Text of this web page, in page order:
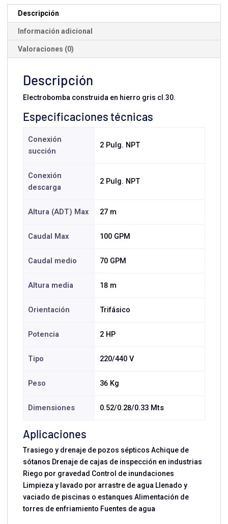
Descripción
Información adicional
Valoraciones (0)
Descripción
Electrobomba construida en hierro gris cl.30.
Especificaciones técnicas
Conexión
succión
2 Pulg. NPT
Conexión
descarga
2 Pulg. NPT
Altura (ADT) Max 27 m
Caudal Max 100 GPM
Caudal medio 70 GPM
Altura media 18 m
Orientación Trifásico
Potencia 2 HP
Tipo 220/440 V
Peso 36 Kg
Dimensiones 0.52/0.28/0.33 Mts
Aplicaciones
Trasiego y drenaje de pozos sépticos Achique de
sótanos Drenaje de cajas de inspección en industrias
Riego por gravedad Control de inundaciones
Limpieza y lavado por arrastre de agua Llenado y
vaciado de piscinas o estanques Alimentación de
torres de enfriamiento Fuentes de agua